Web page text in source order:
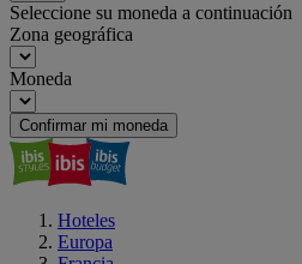
Seleccione su moneda a continuación
Zona geográfica
Moneda
Confirmar mi moneda
Hoteles
Europa